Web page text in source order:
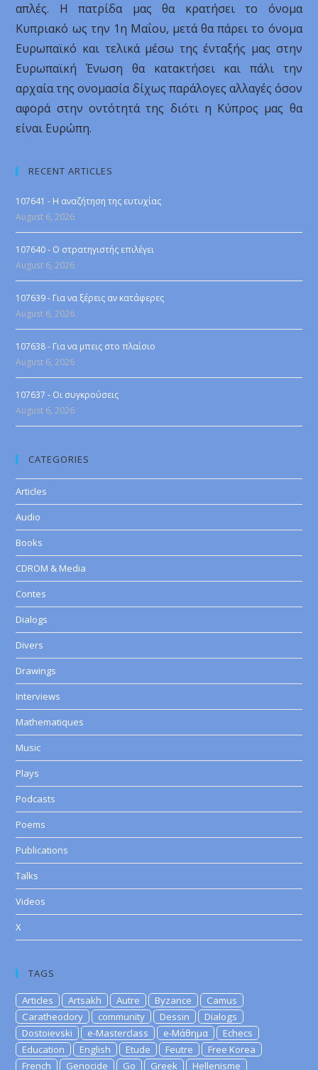
απλές. Η πατρίδα μας θα κρατήσει το όνομα
Κυπριακό ως την 1η Μαΐου, μετά θα πάρει το όνομα
Ευρωπαϊκό και τελικά μέσω της ένταξής μας στην
Ευρωπαϊκή Ένωση θα κατακτήσει και πάλι την
αρχαία της ονομασία δίχως παράλογες αλλαγές όσον
αφορά στην οντότητά της διότι η Κύπρος μας θα
είναι Ευρώπη.
RECENT ARTICLES
107641 - Η αναζήτηση της ευτυχίας
August 6, 2026
107640 - Ο στρατηγιστής επιλέγει
August 6, 2026
107639 - Για να ξέρεις αν κατάφερες
August 6, 2026
107638 - Για να μπεις στο πλαίσιο
August 6, 2026
107637 - Οι συγκρούσεις
August 6, 2026
CATEGORIES
Articles
Audio
Books
CDROM & Media
Contes
Dialogs
Divers
Drawings
Interviews
Mathematiques
Music
Plays
Podcasts
Poems
Publications
Talks
Videos
X
TAGS
Articles Artsakh Autre Byzance
Camus
Caratheodory
community Dessin
Dialogs
Dostoievski
e-Masterclass e-Μάθημα
Echecs
Education
English Etude Feutre
Free Korea
French
Genocide Go Greek
Hellenisme